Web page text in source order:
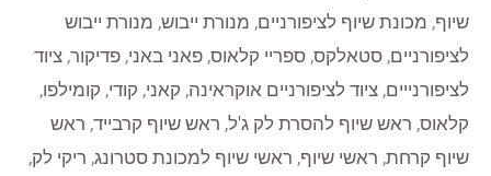
מיל
GELURE
PL68
שיוף, מכונת שיוף לציפורניים, מנורת ייבוש, מנורת ייבוש
לציפורניים, סטאלקס, ספריי קלאוס, פאני באני, פדיקור, ציוד
לציפורנייים, ציוד לציפורניים אוקראינה, קאני, קודי, קומילפו,
קלאוס, ראש שיוף להסרת לק ג'ל, ראש שיוף קרבייד, ראש
שיוף קרחת, ראשי שיוף, ראשי שיוף למכונת סטרונג, ריקי לק,